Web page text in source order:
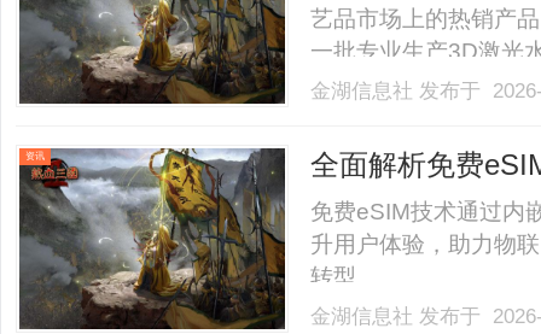
艺品市场上的热销产
一批专业生产3D激光
介绍在浙江购买3D激
雕机是一种高端的激
金湖信息社 发布于
资讯 全面解析免费
免费eSIM技术通过内
升用户体验，助力物
转型。......
金湖信息社 发布于